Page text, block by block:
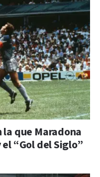
que Maradona
“Gol del Siglo”